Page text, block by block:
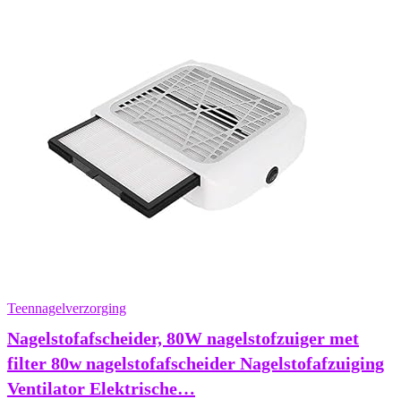
Teennagelverzorging
Nagelstofafscheider, 80W nagelstofzuiger met
filter 80w nagelstofafscheider Nagelstofafzuiging
Ventilator Elektrische…